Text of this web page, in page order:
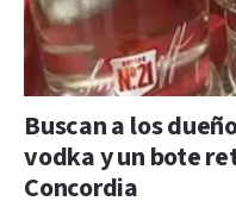
Buscan a los
vodka y un bote
Concordia